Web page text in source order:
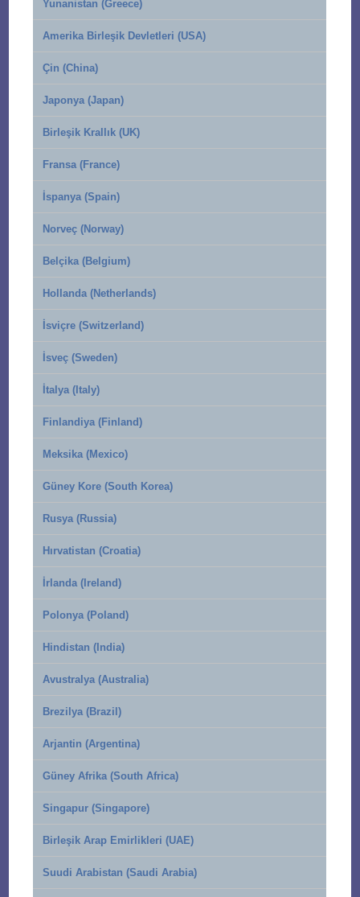
Yunanistan (Greece)
Amerika Birleşik Devletleri (USA)
Çin (China)
Japonya (Japan)
Birleşik Krallık (UK)
Fransa (France)
İspanya (Spain)
Norveç (Norway)
Belçika (Belgium)
Hollanda (Netherlands)
İsviçre (Switzerland)
İsveç (Sweden)
İtalya (Italy)
Finlandiya (Finland)
Meksika (Mexico)
Güney Kore (South Korea)
Rusya (Russia)
Hırvatistan (Croatia)
İrlanda (Ireland)
Polonya (Poland)
Hindistan (India)
Avustralya (Australia)
Brezilya (Brazil)
Arjantin (Argentina)
Güney Afrika (South Africa)
Singapur (Singapore)
Birleşik Arap Emirlikleri (UAE)
Suudi Arabistan (Saudi Arabia)